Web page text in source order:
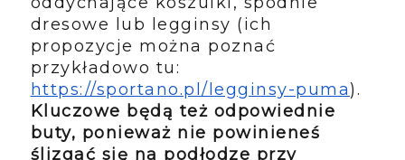
dresowe lub legginsy (ich
propozycje można poznać
przykładowo tu:
https://sportano.pl/legginsy-puma).
Kluczowe będą też odpowiednie
buty, ponieważ nie powinieneś
ślizgać się na podłodze przy